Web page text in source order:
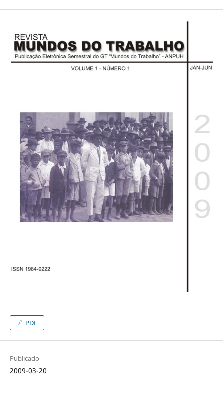
PDF
Publicado
2009-03-20